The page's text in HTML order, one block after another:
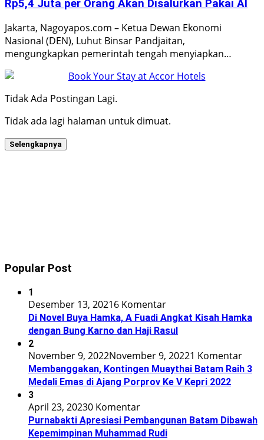
Rp5,4 Juta per Orang Akan Disalurkan Pakai AI
Jakarta, Nagoyapos.com – Ketua Dewan Ekonomi
Nasional (DEN), Luhut Binsar Pandjaitan,
mengungkapkan pemerintah tengah menyiapkan…
Tidak Ada Postingan Lagi.
Tidak ada lagi halaman untuk dimuat.
Selengkapnya
Popular Post
1
Desember 13, 20216 Komentar
Di Novel Buya Hamka, A Fuadi Angkat Kisah Hamka
dengan Bung Karno dan Haji Rasul
2
November 9, 2022November 9, 20221 Komentar
Membanggakan, Kontingen Muaythai Batam Raih 3
Medali Emas di Ajang Porprov Ke V Kepri 2022
3
April 23, 20230 Komentar
Purnabakti Apresiasi Pembangunan Batam Dibawah
Kepemimpinan Muhammad Rudi